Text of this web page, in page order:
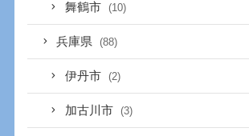
舞鶴市 (10)
兵庫県 (88)
伊丹市 (2)
加古川市 (3)